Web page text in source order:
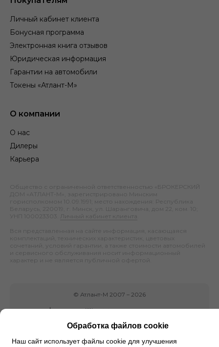
Личный кабинет клиента
Бонусная программа
Электронная книга отзывов
Юридическая информация
Гарантии на автомобили
Токены «Атлант-М»
О компании
О нас
Дилеры
Карьера
Общество с ограниченной ответственностью «БРОКЕРСКИЙ
ДОМ «АТЛАНТ-М», зарегистрировано Минским
горисполкомом 10.09.1991; место нахождения: Республика
Беларусь, 220019, г. Минск, ул. Шаранговича, дом 22, ком. 10;
УНП 100023303.
Личный кабинет клиента
Вся представленная на сайте информация, касающаяся
комплектаций, технических характеристик, цветовых
сочетаний, условий гарантии, а также стоимости автомобилей
и сервисного обслуживания носит информационный
характер и не является публичной офертой.
© Атлант-М 2007 – 2026
Обработка файлов cookie
Наш сайт использует файлы cookie для улучшения